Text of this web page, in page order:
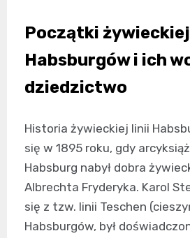
Początki
Habsburgów i ich
dziedzictwo
Historia żywieckiej linii
się w 1895 roku, gdy
Habsburg nabył dobra
Albrechta Fryderyka. Karol
się z tzw. linii Teschen
Habsburgów, był